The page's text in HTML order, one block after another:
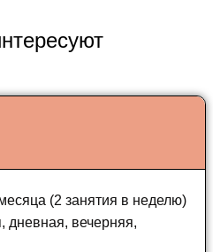
(2 занятия в неделю)
дневная, вечерняя,